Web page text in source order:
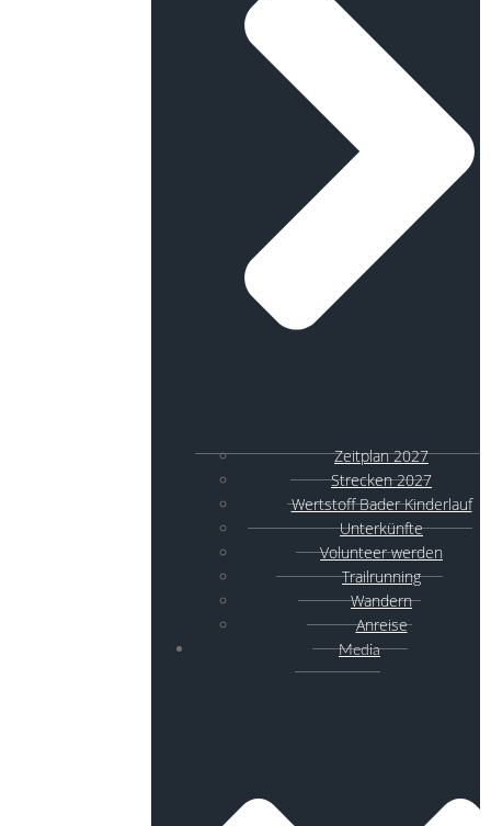
Zeitplan 2027
Strecken 2027
Wertstoff Bader Kinderlauf
Unterkünfte
Volunteer werden
Trailrunning
Wandern
Anreise
Media